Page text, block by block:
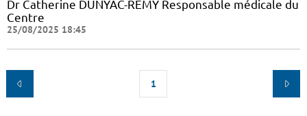
Dr Catherine DUNYAC-REMY Responsable médicale du
Centre
25/08/2025 18:45
1